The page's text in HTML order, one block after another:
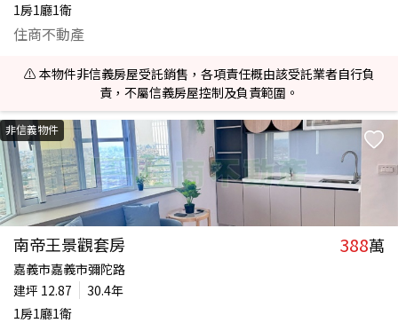
1房1廳1衛
住商不動產
⚠️ 本物件非信義房屋受託銷售，各項責任概由該受託業者自行負
責，不屬信義房屋控制及負責範圍。
非信義物件
南帝王景觀套房 388萬
嘉義市嘉義市彌陀路
建坪 12.87
30.4年
1房1廳1衛